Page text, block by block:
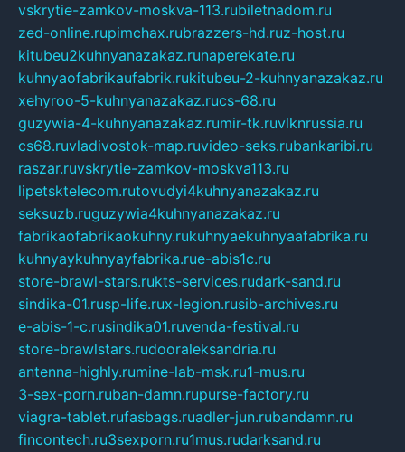
vskrytie-zamkov-moskva-113.rubiletnadom.ru
zed-online.rupimchax.rubrazzers-hd.ruz-host.ru
kitubeu2kuhnyanazakaz.runaperekate.ru
kuhnyaofabrikaufabrik.rukitubeu-2-kuhnyanazakaz.ru
xehyroo-5-kuhnyanazakaz.rucs-68.ru
guzywia-4-kuhnyanazakaz.rumir-tk.ruvlknrussia.ru
cs68.ruvladivostok-map.ruvideo-seks.rubankaribi.ru
raszar.ruvskrytie-zamkov-moskva113.ru
lipetsktelecom.rutovudyi4kuhnyanazakaz.ru
seksuzb.ruguzywia4kuhnyanazakaz.ru
fabrikaofabrikaokuhny.rukuhnyaekuhnyaafabrika.ru
kuhnyaykuhnyayfabrika.rue-abis1c.ru
store-brawl-stars.rukts-services.rudark-sand.ru
sindika-01.rusp-life.rux-legion.rusib-archives.ru
e-abis-1-c.rusindika01.ruvenda-festival.ru
store-brawlstars.rudooraleksandria.ru
antenna-highly.rumine-lab-msk.ru1-mus.ru
3-sex-porn.ruban-damn.rupurse-factory.ru
viagra-tablet.rufasbags.ruadler-jun.rubandamn.ru
fincontech.ru3sexporn.ru1mus.rudarksand.ru